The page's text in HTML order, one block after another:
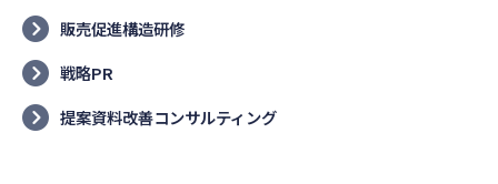
販売促進構造研修
戦略PR
提案資料改善コンサルティング